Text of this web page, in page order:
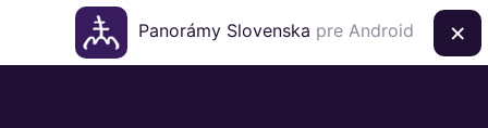
Panorámy Slovenska pre Android ×